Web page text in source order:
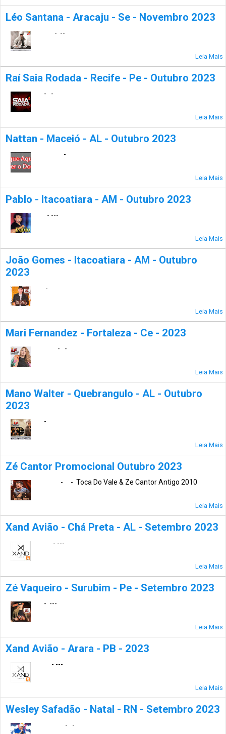
Léo Santana - Aracaju - Se - Novembro 2023
- --
Leia Mais
Raí Saia Rodada - Recife - Pe - Outubro 2023
- -
Leia Mais
Nattan - Maceió - AL - Outubro 2023
-
Leia Mais
Pablo - Itacoatiara - AM - Outubro 2023
- ---
Leia Mais
João Gomes - Itacoatiara - AM - Outubro
2023
-
Leia Mais
Mari Fernandez - Fortaleza - Ce - 2023
- -
Leia Mais
Mano Walter - Quebrangulo - AL - Outubro
2023
-
Leia Mais
Zé Cantor Promocional Outubro 2023
- - Toca Do Vale & Ze Cantor Antigo 2010
Leia Mais
Xand Avião - Chá Preta - AL - Setembro 2023
- ---
Leia Mais
Zé Vaqueiro - Surubim - Pe - Setembro 2023
- ---
Leia Mais
Xand Avião - Arara - PB - 2023
- ---
Leia Mais
Wesley Safadão - Natal - RN - Setembro 2023
- -